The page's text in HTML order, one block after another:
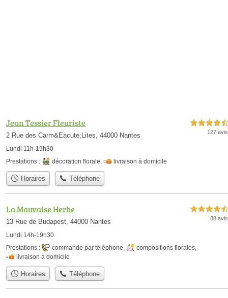
Jean Tessier Fleuriste
2 Rue des Carm&Eacute;Lites, 44000 Nantes
Lundi 11h-19h30
4,5 étoiles sur 5
127 avis
Prestations : décoration florale, livraison à domicile
Horaires Téléphone
La Mauvaise Herbe
13 Rue de Budapest, 44000 Nantes
Lundi 14h-19h30
4,5 étoiles sur 5
88 avis
Prestations : commande par téléphone compositions florales
livraison à domicile
Horaires Téléphone